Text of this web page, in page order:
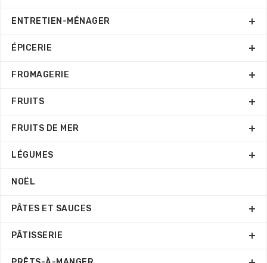
ENTRETIEN-MÉNAGER
ÉPICERIE
FROMAGERIE
FRUITS
FRUITS DE MER
LÉGUMES
NOËL
PÂTES ET SAUCES
PÂTISSERIE